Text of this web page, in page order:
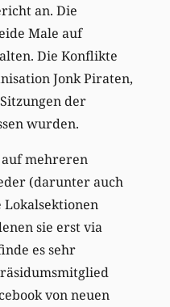
an. Die
Male auf
Die Konflikte
Jonk Piraten,
der
wurden.
mehreren
(darunter auch
Lokalsektionen
sie erst via
es sehr
von neuen